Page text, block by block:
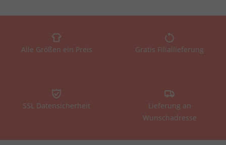
Alle Größen ein Preis Gratis Filiallieferung
SSL Datensicherheit
Lieferung an
Wunschadresse